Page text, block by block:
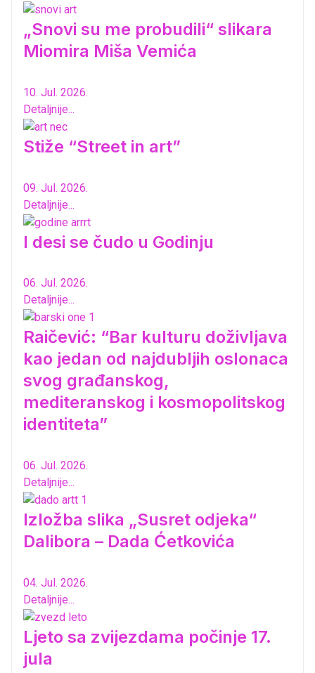
„Snovi su me probudili“ slikara
Miomira Miša Vemića
10. Jul. 2026.
Detaljnije...
Stiže “Street in art”
09. Jul. 2026.
Detaljnije...
I desi se čudo u Godinju
06. Jul. 2026.
Detaljnije...
Raičević: “Bar kulturu doživljava
kao jedan od najdubljih oslonaca
svog građanskog,
mediteranskog i kosmopolitskog
identiteta”
06. Jul. 2026.
Detaljnije...
Izložba slika „Susret odjeka“
Dalibora – Dada Ćetkovića
04. Jul. 2026.
Detaljnije...
Ljeto sa zvijezdama počinje 17.
jula